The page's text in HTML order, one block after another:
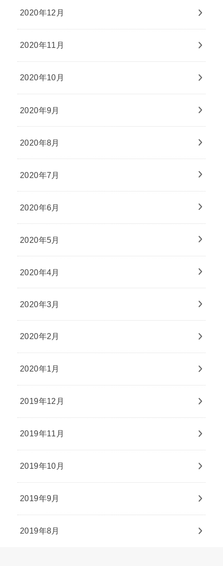
2020年12月
2020年11月
2020年10月
2020年9月
2020年8月
2020年7月
2020年6月
2020年5月
2020年4月
2020年3月
2020年2月
2020年1月
2019年12月
2019年11月
2019年10月
2019年9月
2019年8月